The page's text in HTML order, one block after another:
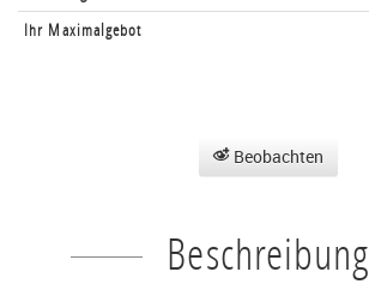
Ihr Maximalgebot
Beobachten
Beschreibung